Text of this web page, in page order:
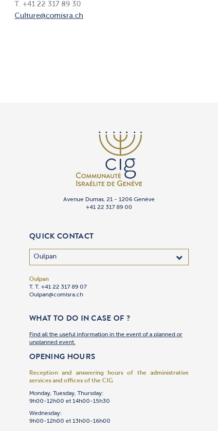
T. +41 22 317 89 30
Culture@comisra.ch
Avenue Dumas, 21 - 1206 Genève
+41 22 317 89 00
QUICK CONTACT
Oulpan
T. T. +41 22 317 89 07
Oulpan@comisra.ch
WHAT TO DO IN CASE OF ?
Find all the useful information in the event of a planned or
unplanned event.
OPENING HOURS
Reception and answering hours of the administrative
services and offices of the CIG
Monday, Tuesday, Thursday:
9h00-12h00 et 14h00-15h30
Wednesday:
9h00-12h00 et 13h00-16h00